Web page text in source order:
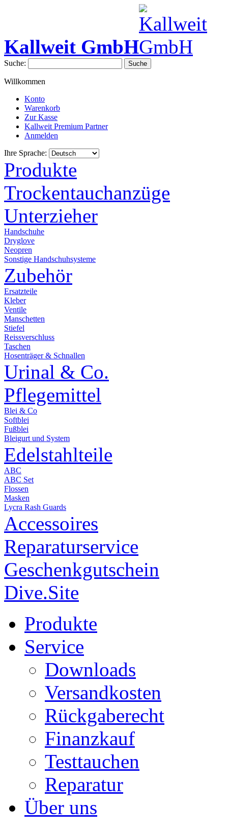
Kallweit GmbH
Suche: Suche
Willkommen
Konto
Warenkorb
Zur Kasse
Kallweit Premium Partner
Anmelden
Ihre Sprache:
Produkte
Trockentauchanzüge
Unterzieher
Handschuhe
Dryglove
Neopren
Sonstige Handschuhsysteme
Zubehör
Ersatzteile
Kleber
Ventile
Manschetten
Stiefel
Reissverschluss
Taschen
Hosenträger & Schnallen
Urinal & Co.
Pflegemittel
Blei & Co
Softblei
Fußblei
Bleigurt und System
Edelstahlteile
ABC
ABC Set
Flossen
Masken
Lycra Rash Guards
Accessoires
Reparaturservice
Geschenkgutschein
Dive.Site
Produkte
Service
Downloads
Versandkosten
Rückgaberecht
Finanzkauf
Testtauchen
Reparatur
Über uns